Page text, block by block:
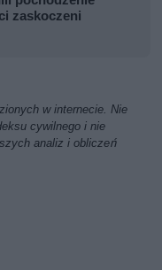
zaskoczeni
w internecie. Nie
cywilnego i nie
analiz i obliczeń